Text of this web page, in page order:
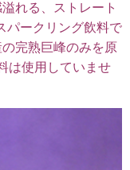
れる、ストレート
パークリング飲料で
完熟巨峰のみを原
は使用していませ